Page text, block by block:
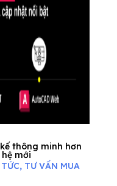
thông minh hơn
mới
, TƯ VẤN MUA